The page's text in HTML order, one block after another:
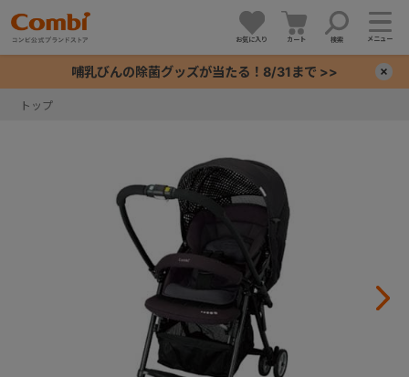
お気に入り カート 検索 メニュー
哺乳びんの除菌グッズが当たる！8/31まで >>
トップ